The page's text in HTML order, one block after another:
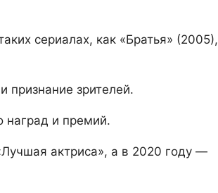
сериалах, как «Братья» (2005),
признание зрителей.
наград и премий.
актриса», а в 2020 году —